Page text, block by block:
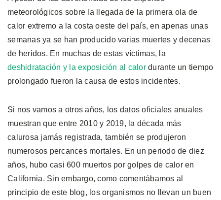
meteorológicos sobre la llegada de la primera ola de
calor extremo a la costa oeste del país, en apenas unas
semanas ya se han producido varias muertes y decenas
de heridos. En muchas de estas víctimas, la
deshidratación y la exposición al calordurante un tiempo
prolongado fueron la causa de estos incidentes.
Si nos vamos a otros años, los datos oficiales anuales
muestran que entre 2010 y 2019, la década más
calurosa jamás registrada, también se produjeron
numerosos percances mortales. En un periodo de diez
años, hubo casi 600 muertos por golpes de calor en
California. Sin embargo, como comentábamos al
principio de este blog, los organismos no llevan un buen